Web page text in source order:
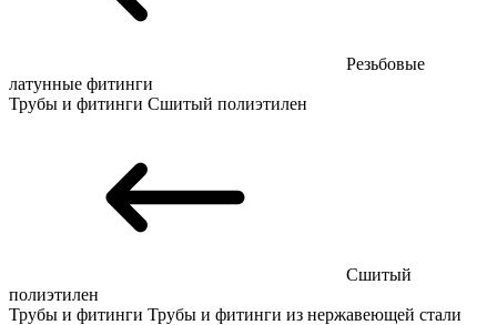
Резьбовые
латунные фитинги
Трубы и фитинги Сшитый полиэтилен
Сшитый
полиэтилен
Трубы и фитинги Трубы и фитинги из нержавеющей стали